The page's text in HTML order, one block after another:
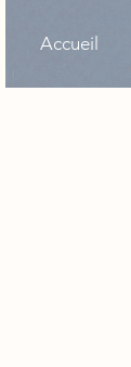
Accueil